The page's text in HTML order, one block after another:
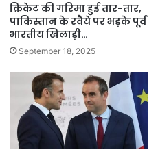
क्रिकेट की गरिमा हुई तार-तार,
पाकिस्तान के रवैये पर भड़के पूर्व
भारतीय खिलाड़ी…
September 18, 2025